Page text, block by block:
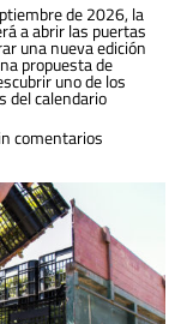
de 2026, la
a abrir las puertas
una nueva edición
propuesta de
uno de los
del calendario
comentarios